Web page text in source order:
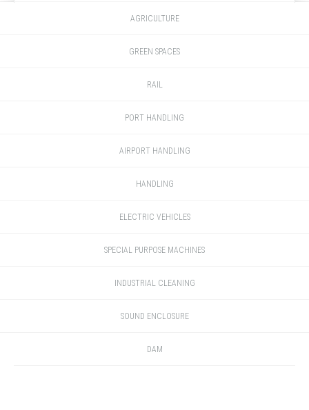
AGRICULTURE
GREEN SPACES
RAIL
PORT HANDLING
AIRPORT HANDLING
HANDLING
ELECTRIC VEHICLES
SPECIAL PURPOSE MACHINES
INDUSTRIAL CLEANING
SOUND ENCLOSURE
DAM